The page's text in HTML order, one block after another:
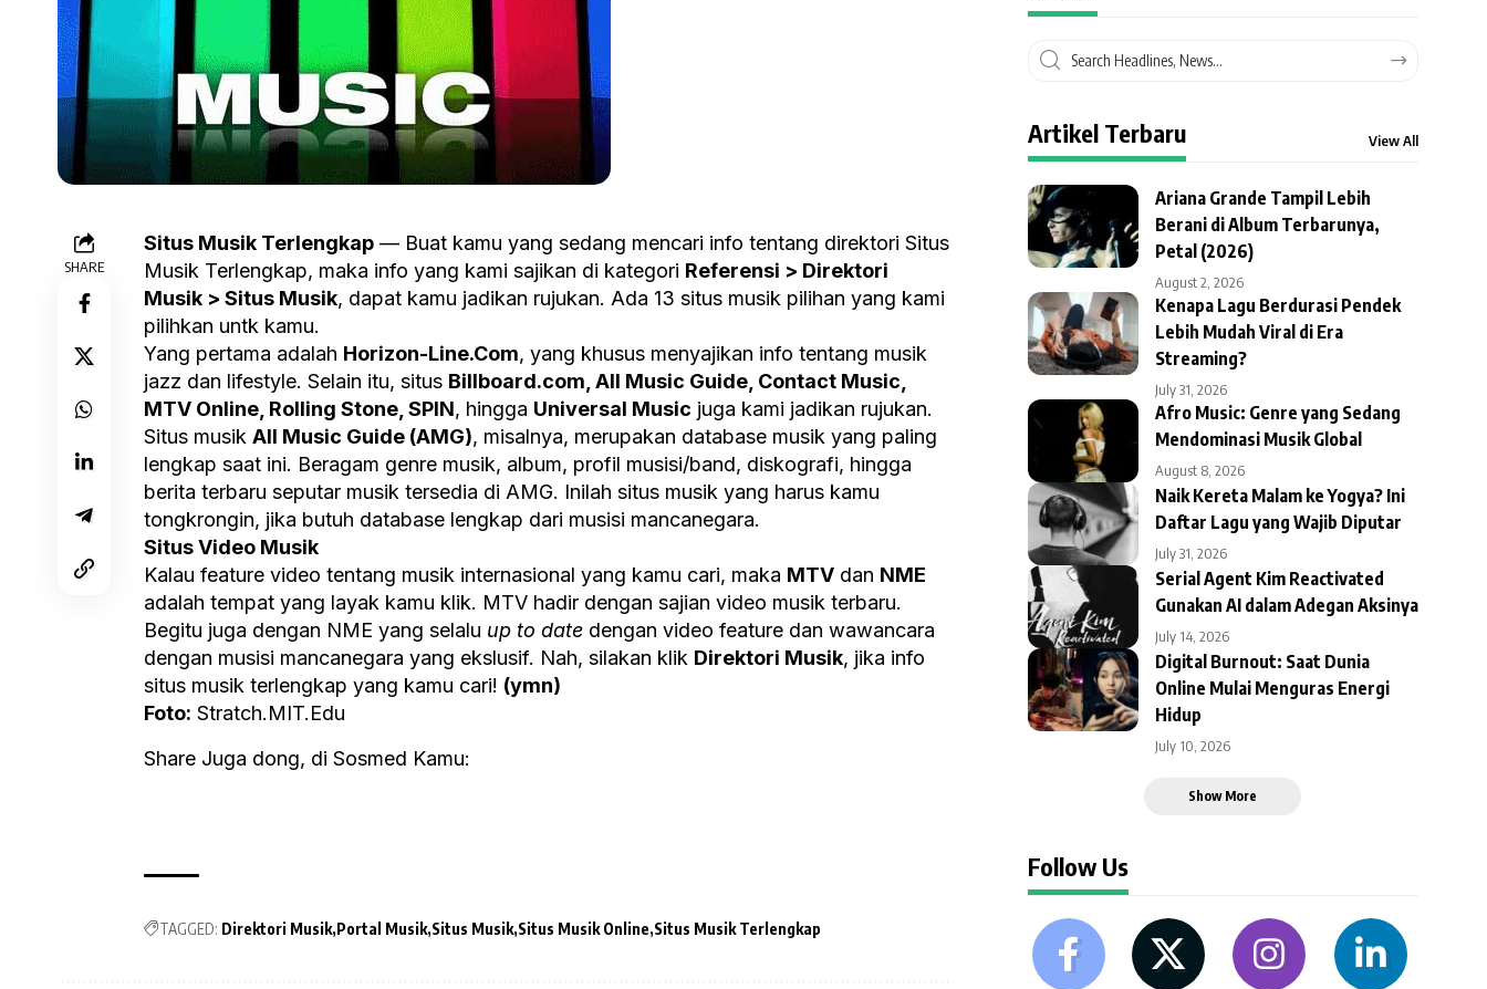
SHARE
Situs Musik Terlengkap — Buat kamu yang sedang mencari info tentang direktori Situs
Musik Terlengkap, maka info yang kami sajikan di kategori Referensi > Direktori
Musik > Situs Musik, dapat kamu jadikan rujukan. Ada 13 situs musik pilihan yang kami
pilihkan untk kamu.
Yang pertama adalah Horizon-Line.Com, yang khusus menyajikan info tentang musik
jazz dan lifestyle. Selain itu, situs Billboard.com, All Music Guide, Contact Music,
MTV Online, Rolling Stone, SPIN, hingga Universal Music juga kami jadikan rujukan.
Situs musik All Music Guide (AMG), misalnya, merupakan database musik yang paling
lengkap saat ini. Beragam genre musik, album, profil musisi/band, diskografi, hingga
berita terbaru seputar musik tersedia di AMG. Inilah situs musik yang harus kamu
tongkrongin, jika butuh database lengkap dari musisi mancanegara.
Situs Video Musik
Kalau feature video tentang musik internasional yang kamu cari, maka MTV dan NME
adalah tempat yang layak kamu klik. MTV hadir dengan sajian video musik terbaru.
Begitu juga dengan NME yang selalu up to date dengan video feature dan wawancara
dengan musisi mancanegara yang ekslusif. Nah, silakan klik Direktori Musik, jika info
situs musik terlengkap yang kamu cari! (ymn)
Foto: Stratch.MIT.Edu
Share Juga dong, di Sosmed Kamu:
TAGGED: Direktori Musik Portal Musik Situs Musik Situs Musik Online Situs Musik Terlengkap
Artikel Terbaru View All
Ariana Grande Tampil Lebih
Berani di Album Terbarunya,
Petal (2026)
August 2, 2026
Kenapa Lagu Berdurasi Pendek
Lebih Mudah Viral di Era
Streaming?
July 31, 2026
Afro Music: Genre yang Sedang
Mendominasi Musik Global
August 8, 2026
Naik Kereta Malam ke Yogya? Ini
Daftar Lagu yang Wajib Diputar
July 31, 2026
Serial Agent Kim Reactivated
Gunakan AI dalam Adegan Aksinya
July 14, 2026
Digital Burnout: Saat Dunia
Online Mulai Menguras Energi
Hidup
July 10, 2026
Show More
Follow Us